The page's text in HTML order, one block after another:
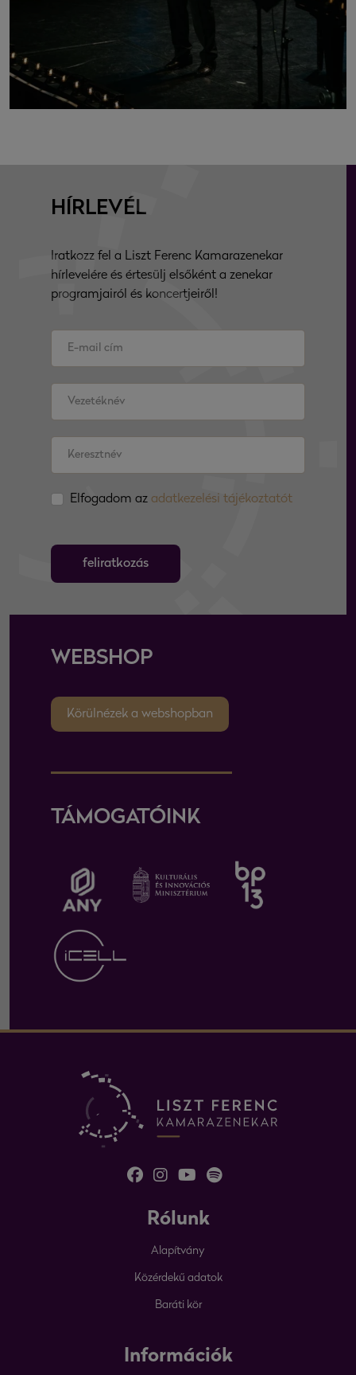
HÍRLEVÉL
Iratkozz fel a Liszt Ferenc Kamarazenekar
hírlevelére és értesülj elsőként a zenekar
programjairól és koncertjeiről!
Elfogadom az adatkezelési tájékoztatót
feliratkozás
WEBSHOP
Körülnézek a webshopban
TÁMOGATÓINK
Rólunk
Alapítvány
Közérdekű adatok
Baráti kör
Információk